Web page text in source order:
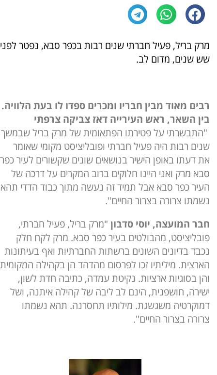
מרק בריל, פעיל חברתי שנים רבות בכפר סבא, נפטר לפני
שש שנים, מדום לב.
רבים מאוד מבין חבריו ומכרים ספדו לו בעת הלוויה.
בין השאר, ראש העירייה דאז צביקה צרפתי
"התבשרתי על פטירתו הפתאומית של מרק בריל שבמשך
שנים רבות היה פעיל חברתי ופובליציסט מקומי שאומר
את דעתו באופן הישיר בנושאים שונים שקשורים לעיר כפר
סבא מרק ואני היינו חלוקים ברוב המקרים על דרכה של
העיר כפר סבא אבל תמיד זה נעשה מתוך כבוד הדדי תהא
נשמתו צרורה בצרור החיים".
חבר המועצה, יוסי סדבון "מרק בריל, פעיל חברתי,
פובליציסט, מהבולטים בעיר כפר סבא. מרק לקח חלק
נכבד בדיונים השונים ברשתות החברתיות ואף בעיתונות
הארצית. מיליתיו זכו לפרסום מהדהד הן בקהילה המקומית
והן בסוגיות ארציות. נקיטת עמדה, כתיבה חדת לשון,
ישירה, חושפנית, הינם לב ליבה של קהילה איתנה, ושל
דמוקרטיה משגשגת. מילותיו תחסרנה. תהא נשמתו
צרורה בצרור החיים".